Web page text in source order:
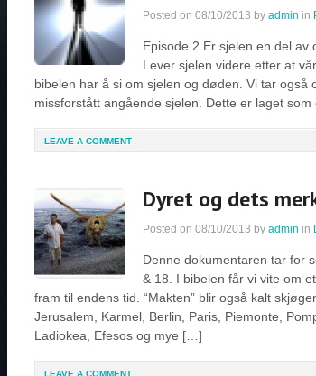
Posted on 08/10/2013 by admin in
Episode 2 Er sjelen en del
Lever sjelen videre etter at
bibelen har å si om sjelen og døden. Vi tar også
missforstått angående sjelen. Dette er laget
LEAVE A COMMENT
Dyret og dets
Posted on 08/10/2013 by admin in
Denne dokumentaren tar for
& 18. I bibelen får vi vite om
fram til endens tid. “Makten” blir også kalt
Jerusalem, Karmel, Berlin, Paris, Piemonte,
Ladiokea, Efesos og mye […]
LEAVE A COMMENT